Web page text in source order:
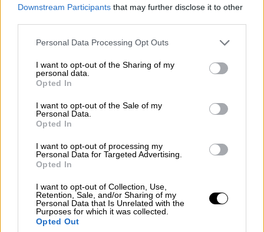
Downstream Participants that may further disclose it to other
Personal Data Processing Opt Outs
I want to opt-out of the Sharing of my
personal data.
Opted In
I want to opt-out of the Sale of my
Personal Data.
Opted In
I want to opt-out of processing my
Personal Data for Targeted Advertising.
Opted In
I want to opt-out of Collection, Use,
Retention, Sale, and/or Sharing of my
Personal Data that Is Unrelated with the
Purposes for which it was collected.
Opted Out
Βαλσαμικο κρεμα Πορτοκαλι ποσότητα
Διατροφικά Στοιχεία